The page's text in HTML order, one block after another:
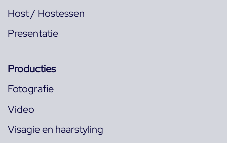
Host / Hostessen
Presentatie
Producties
Fotografie
Video
Visagie en haarstyling